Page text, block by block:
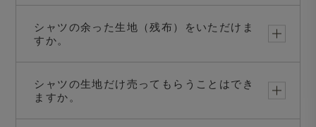
シャツの余った生地（残布）をいただけま
すか。
シャツの生地だけ売ってもらうことはでき
ますか。